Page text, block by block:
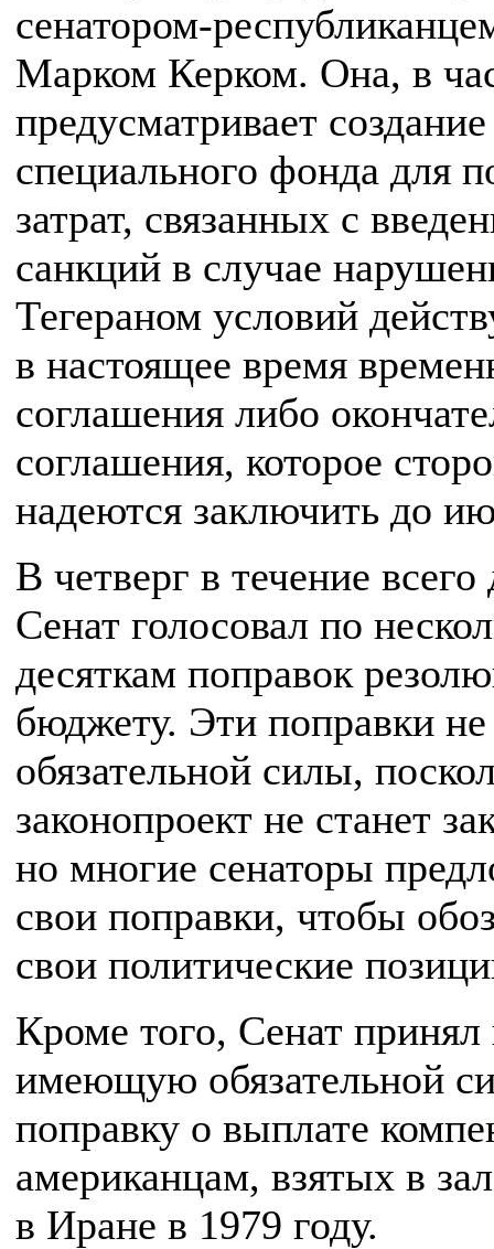
сенатором-
Марком Керком. Она, в
предусматривает создание
специального фонда для
затрат, связанных с
санкций в случае
Тегераном условий
в настоящее время
соглашения либо
соглашения, которое
надеются заключить до
В четверг в течение всего
Сенат голосовал по
десяткам поправок
бюджету. Эти поправки
обязательной силы,
законопроект не станет
но многие сенаторы
свои поправки, чтобы
свои политические
Кроме того, Сенат принял
имеющую обязательной
поправку о выплате
американцам, взятых в
в Иране в 1979 году.